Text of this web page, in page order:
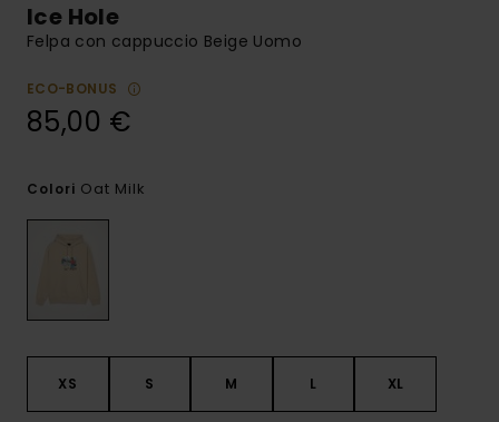
Ice Hole
Felpa con cappuccio Beige Uomo
ECO-BONUS
85,00 €
Colori Oat Milk
XS S M L XL